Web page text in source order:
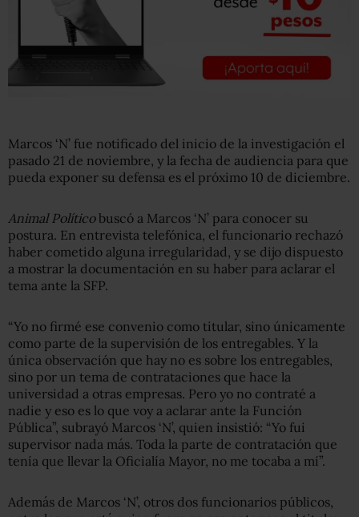
Marcos ‘N’ fue notificado del inicio de la investigación el
pasado 21 de noviembre, y la fecha de audiencia para que
pueda exponer su defensa es el próximo 10 de diciembre.
Animal Políticobuscó a Marcos ‘N’ para conocer su
postura. En entrevista telefónica, el funcionario rechazó
haber cometido alguna irregularidad, y se dijo dispuesto
a mostrar la documentación en su haber para aclarar el
tema ante la SFP.
“Yo no firmé ese convenio como titular, sino únicamente
como parte de la supervisión de los entregables. Y la
única observación que hay no es sobre los entregables,
sino por un tema de contrataciones que hace la
universidad a otras empresas. Pero yo no contraté a
nadie y eso es lo que voy a aclarar ante la Función
Pública”, subrayó Marcos ‘N’, quien insistió: “Yo fui
supervisor nada más. Toda la parte de contratación que
tenía que llevar la Oficialía Mayor, no me tocaba a mí”.
Además de Marcos ‘N’, otros dos funcionarios públicos,